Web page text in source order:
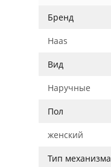
Бренд
Haas
Вид
Наручные
Пол
женский
Тип механизма